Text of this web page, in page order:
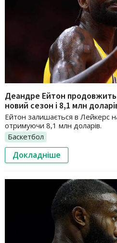
Деандре Ейтон
новий сезон і 8,1 млн
Ейтон залишається в Лейкерс
отримуючи 8,1 млн доларів.
Баскетбол
Докладніше